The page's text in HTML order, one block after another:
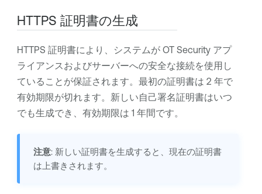
HTTPS 証明書の生成
HTTPS 証明書により、システムが OT Securityアプ
ライアンスおよびサーバーへの安全な接続を使用し
ていることが保証されます。最初の証明書は 2 年で
有効期限が切れます。新しい自己署名証明書はいつ
でも生成でき、有効期限は 1 年間です。
注意: 新しい証明書を生成すると、現在の証明書
は上書きされます。